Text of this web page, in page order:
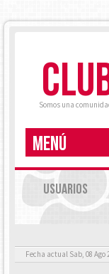
Somos una
MENÚ
USUARIOS
Fecha actual Sab, 08 Ago